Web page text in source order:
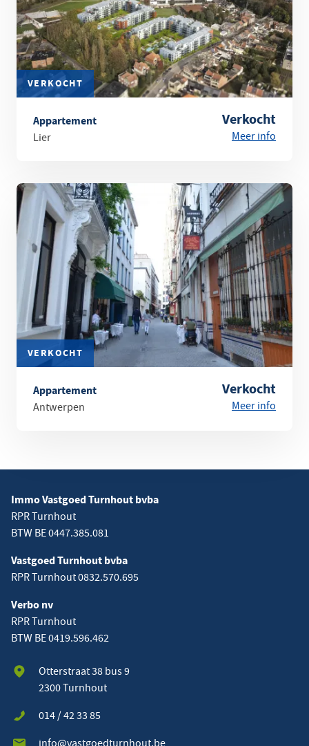
VERKOCHT
Appartement
Lier
Verkocht
Meer info
VERKOCHT
Appartement
Antwerpen
Verkocht
Meer info
Immo Vastgoed Turnhout bvba
RPR Turnhout
BTW BE 0447.385.081
Vastgoed Turnhout bvba
RPR Turnhout 0832.570.695
Verbo nv
RPR Turnhout
BTW BE 0419.596.462
Otterstraat 38 bus 9
2300 Turnhout
014 / 42 33 85